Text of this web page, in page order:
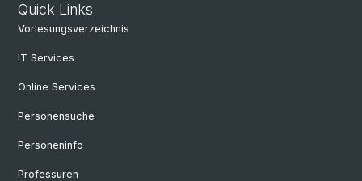
Quick Links
Vorlesungsverzeichnis
IT Services
Online Services
Personensuche
Personeninfo
Professuren